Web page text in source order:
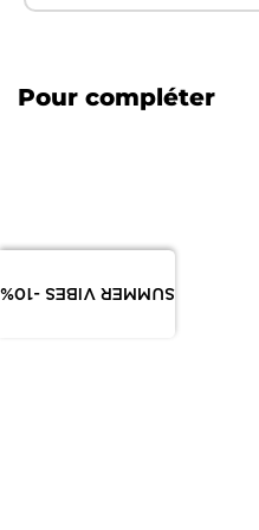
SUMMER VIBES -10%
Pour compléter